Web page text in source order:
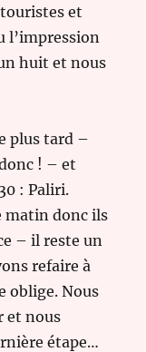
et
l’impression
huit et nous
plus tard –
! – et
: Paliri.
matin donc ils
– il reste un
refaire à
oblige. Nous
et nous
étape…